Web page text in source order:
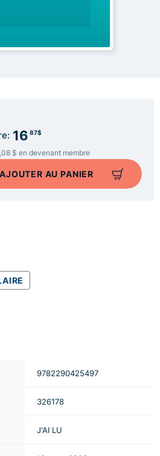
16 87$
$ en devenant membre
AJOUTER AU PANIER
9782290425497
326178
J'AI LU